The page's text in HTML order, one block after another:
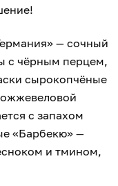
— сочный
с чёрным перцем,
сырокопчёные
с запахом
«Барбекю» —
и тмином,